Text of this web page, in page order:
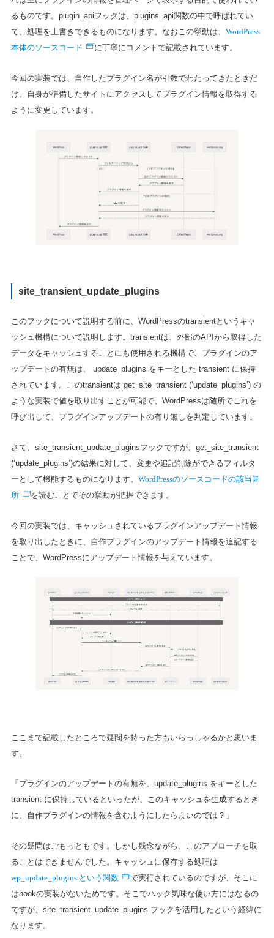
るものです。plugin_apiフックは、plugins_api関数の中で呼ばれてい
て、処理を上書きできるものになります。なおこの挙動は、 WordPress
本体のソースコード
に丁寧にコメントで記載されています。
今回の実装では、自作したプラグイン名が引数でわたってきたときだ
け、自身が準備したサイトにアクセスしてプラグイン情報を取得する
ように変更しています。
site_transient_update_plugins
このフックについて説明する前に、WordPressのtransientというキャ
ッシュ機構について説明します。transientは、外部のAPIから取得した
データをキャッシュすることにも使用される機構で、プラグインのア
ップデートの有無は、 update_plugins をキーとした transient に保持
されています。このtransientは get_site_transient (‘update_plugins’) の
ような実装で値を取り出すことが可能で、WordPressは随所でこれを
呼び出して、プラグインアップデートの有り無しを判定しています。
さて、site_transient_update_pluginsフックですが、get_site_transient
(‘update_plugins’)の結果に対して、変更や追記削除ができるフィルタ
ーとして機能するものになります。 WordPressのソースコードの該当箇
所
を読むことでその挙動が把握できます。
今回の実装では、キャッシュされているプラグインアップデート情報
を取り出したときに、自作プラグインのアップデート情報を追記する
ことで、WordPressにアップデート情報を与えています。
ここまで記載したところで疑問を持った方もいらっしゃるかと思いま
す。
「プラグインのアップデートの有無を、update_plugins をキーとした
transient に保持しているといったが、このキャッシュを生成するとき
に、自作プラグインの情報を含むようにしたらよいのでは？」
その疑問はごもっともです。しかし残念ながら、このアプローチを取
ることはできませんでした。キャッシュに保存する処理は
wp_update_plugins という関数
で実行されているのですが、そこに
はhookの実装がないためです。そこでハック気味な使い方にはなるの
ですが、site_transient_update_plugins フックを活用したという経緯に
なります。